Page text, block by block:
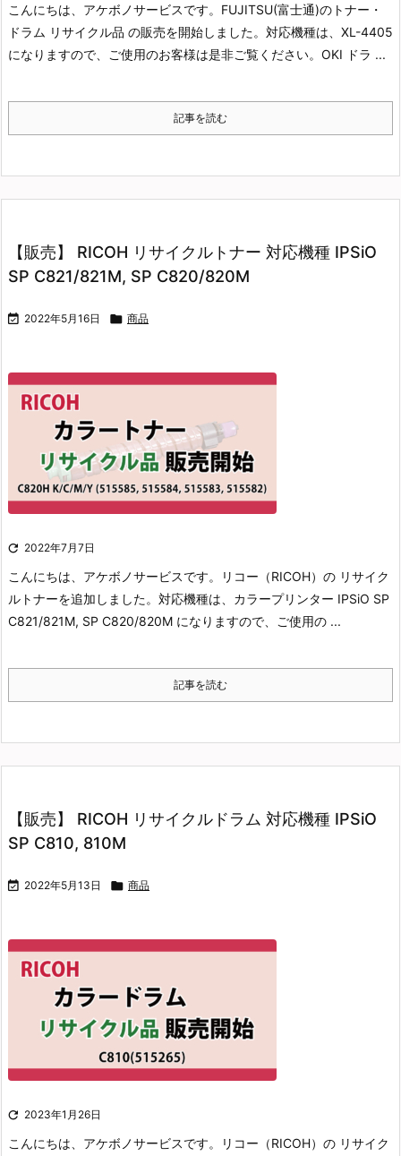
こんにちは、アケボノサービスです。 FUJITSU(富士通)のトナー・
ドラム リサイクル品 の販売を開始しました。 対応機種は、XL-4405
になりますので、ご使用のお客様は是非ご覧ください。 OKI ドラ ...
記事を読む
【販売】 RICOH リサイクルトナー 対応機種 IPSiO
SP C821/821M, SP C820/820M
 2022年5月16日  商品
 2022年7月7日
こんにちは、アケボノサービスです。
リコー（RICOH）の リサイク
ルトナーを追加しました。 対応機種は、カラープリンター IPSiO SP
C821/821M, SP C820/820M になりますので、ご使用の ...
記事を読む
【販売】 RICOH リサイクルドラム 対応機種 IPSiO
SP C810, 810M
 2022年5月13日  商品
 2023年1月26日
こんにちは、アケボノサービスです。
リコー（RICOH）の リサイク